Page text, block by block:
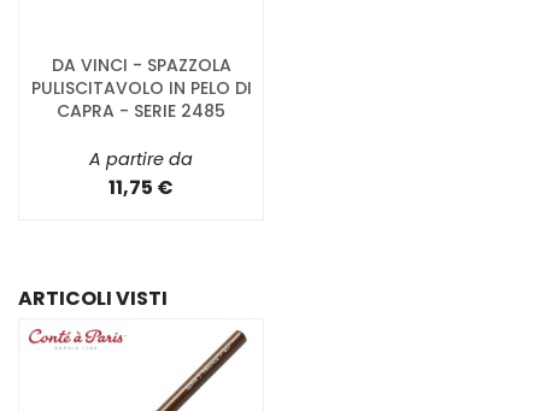
DA VINCI - SPAZZOLA
PULISCITAVOLO IN PELO DI
CAPRA - SERIE 2485
A partire da
11,75 €
ARTICOLI VISTI